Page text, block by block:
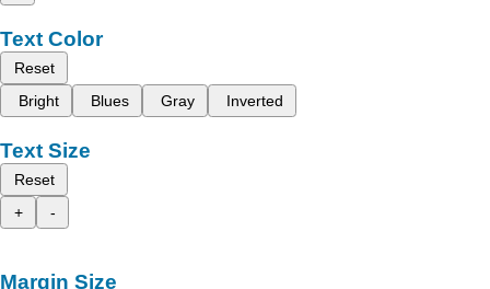
Text Color
Reset
Bright
Blues Gray Inverted
Text Size
Reset
+
-
Margin Size